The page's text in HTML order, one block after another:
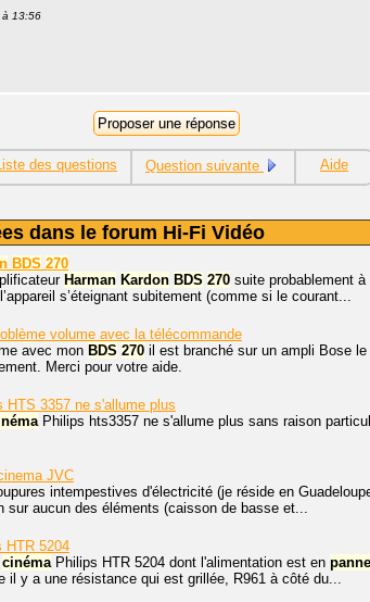
à 13:56
des questions Question suivante Aide
dans le forum Hi-Fi Vidéo
BDS 270
Harman Kardon BDS 270 suite probablement
s’éteignant subitement (comme si le courant...
volume avec la télécommande
avec mon BDS 270 il est branché sur un ampli Bose
Merci pour votre aide.
3357 ne s'allume plus
Philips hts3357 ne s'allume plus sans raison
JVC
intempestives d'électricité (je réside en
sur aucun des éléments (caisson de basse et...
5204
cinémaPhilips HTR 5204 dont l'alimentation est en panne
il y a une résistance qui est grillée, R961 à côté du...